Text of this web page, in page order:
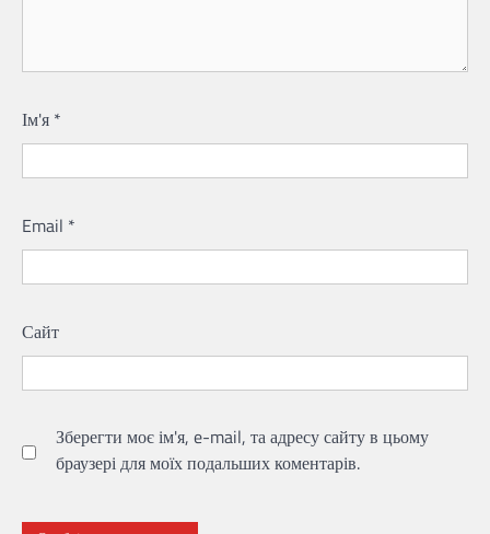
Ім'я *
Email *
Сайт
Зберегти моє ім'я, e-mail, та адресу сайту в цьому
браузері для моїх подальших коментарів.